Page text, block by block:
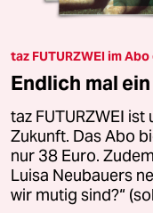
taz FUTURZWEI im
Endlich mal
taz FUTURZWEI
Zukunft. Das Abo
nur 38 Euro.
Luisa Neubauers
wir mutig sind?“